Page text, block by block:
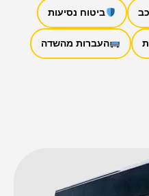
ביטוח נסיעות
העברות מהשדה